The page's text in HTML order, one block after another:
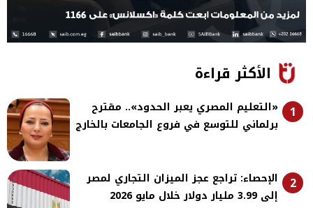
الأكثر قراءة
1
«التعليم المصري يعبر الحدود».. مقترح
برلماني للتوسع في فروع الجامعات بالخارج
2
الإحصاء: تراجع عجز الميزان التجاري لمصر
إلى 3.99 مليار دولار خلال مايو 2026